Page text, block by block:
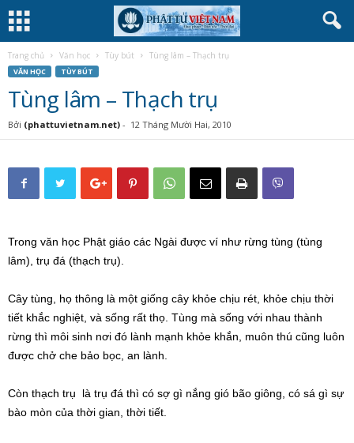
Trang chủ Văn học Tùy bút Tùng lâm – Thạch trụ
VĂN HỌC TÙY BÚT
Tùng lâm – Thạch trụ
Bởi (phattuvietnam.net) - 12 Tháng Mười Hai, 2010
Trong văn học Phật giáo các Ngài được ví như rừng tùng (tùng
lâm), trụ đá (thạch trụ).
Cây tùng, họ thông là một giống cây khỏe chịu rét, khỏe chịu thời
tiết khắc nghiệt, và sống rất thọ. Tùng mà sống với nhau thành
rừng thì môi sinh nơi đó lành mạnh khỏe khắn, muôn thú cũng luôn
được chở che bảo bọc, an lành.
Còn thạch trụ là trụ đá thì có sợ gì nắng gió bão giông, có sá gì sự
bào mòn của thời gian, thời tiết.